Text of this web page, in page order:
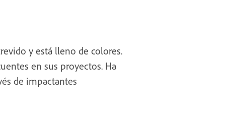
y está lleno de colores.
en sus proyectos. Ha
de impactantes